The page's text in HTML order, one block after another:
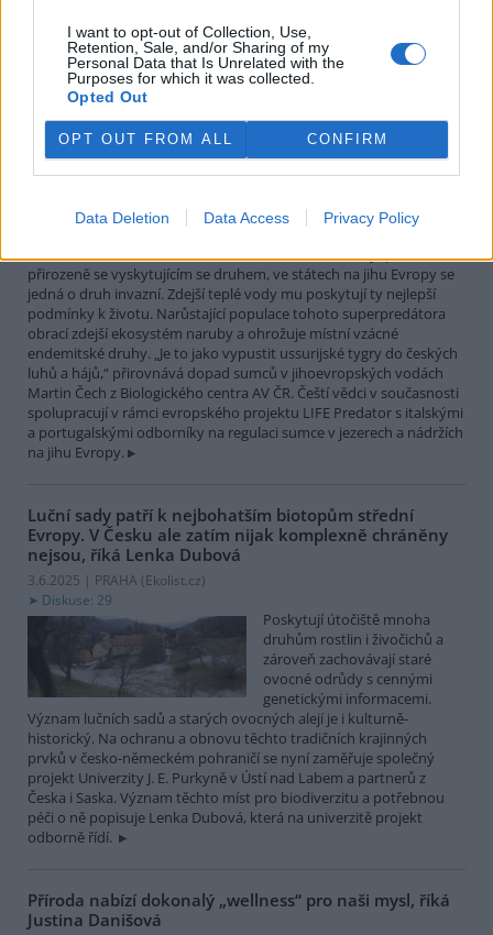
I want to opt-out of Collection, Use,
Retention, Sale, and/or Sharing of my
Personal Data that Is Unrelated with the
Purposes for which it was collected.
Opted Out
OPT OUT FROM ALL CONFIRM
Data Deletion Data Access Privacy Policy
Sumec velký na jihu Evropy? Tamní ekosystémy nejsou
na takového superpredátora připraveny, říká Martin
22.9.2025 | PRAHA (Ekolist.cz)
Diskuse: 26
Sumec velký (Silurus glanis) je
rybou Evropy. Vrcholový
v našich vodách je původním
přirozeně se vyskytujícím se druhem, ve státech na jihu Evropy se
jedná o druh invazní. Zdejší teplé vody mu poskytují ty nejlepší
podmínky k životu. Narůstající populace tohoto superpredátora
obrací zdejší ekosystém naruby a ohrožuje místní vzácné
endemitské druhy. „Je to jako vypustit ussurijské tygry do českých
luhů a hájů,“ přirovnává dopad sumců v jihoevropských vodách
Martin Čech z Biologického centra AV ČR. Čeští vědci v současnosti
spolupracují v rámci evropského projektu LIFE Predator s italskými
a portugalskými odborníky na regulaci sumce v jezerech a nádržích
na jihu Evropy.
Luční sady patří k nejbohatším biotopům střední
Evropy. V Česku ale zatím nijak komplexně chráněny
nejsou, říká Lenka Dubová
3.6.2025 | PRAHA (Ekolist.cz)
Diskuse: 29
Poskytují útočiště mnoha
druhům rostlin i živočichů a
zároveň zachovávají staré
ovocné odrůdy s cennými
genetickými informacemi.
Význam lučních sadů a starých ovocných alejí je i kulturně-
historický. Na ochranu a obnovu těchto tradičních krajinných
prvků v česko-německém pohraničí se nyní zaměřuje společný
projekt Univerzity J. E. Purkyně v Ústí nad Labem a partnerů z
Česka i Saska. Význam těchto míst pro biodiverzitu a potřebnou
péči o ně popisuje Lenka Dubová, která na univerzitě projekt
odborně řídí.
Příroda nabízí dokonalý „wellness“ pro naši mysl, říká
Justina Danišová